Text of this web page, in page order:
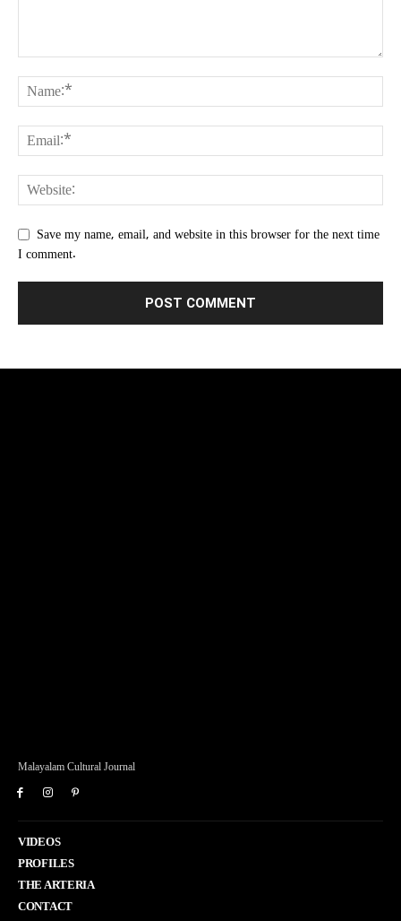
Save my name, email, and website in this browser for the next time
I comment.
Malayalam Cultural Journal
VIDEOS
PROFILES
THE ARTERIA
CONTACT